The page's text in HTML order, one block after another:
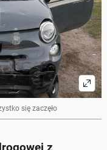
się zaczęło